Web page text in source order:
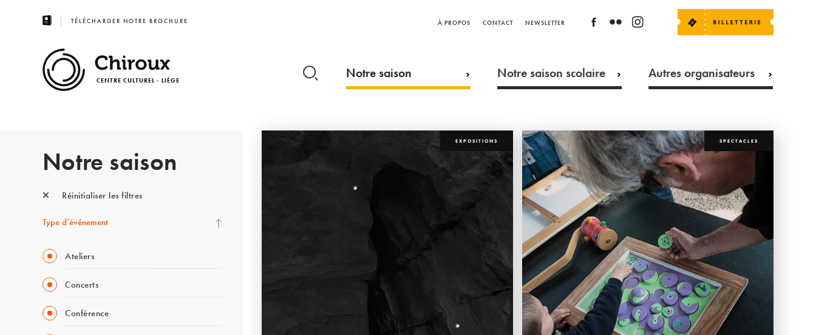
TÉLÉCHARGER NOTRE BROCHURE À PROPOS CONTACT NEWSLETTER
CENTRE CULTUREL - LIÈGE Notre saison Notre saison scolaire Autres organisateurs
Notre saison
Réinitialiser les filtres
Type d’événement
Ateliers
Concerts
Conférence
EXPOSITIONS SPECTACLES